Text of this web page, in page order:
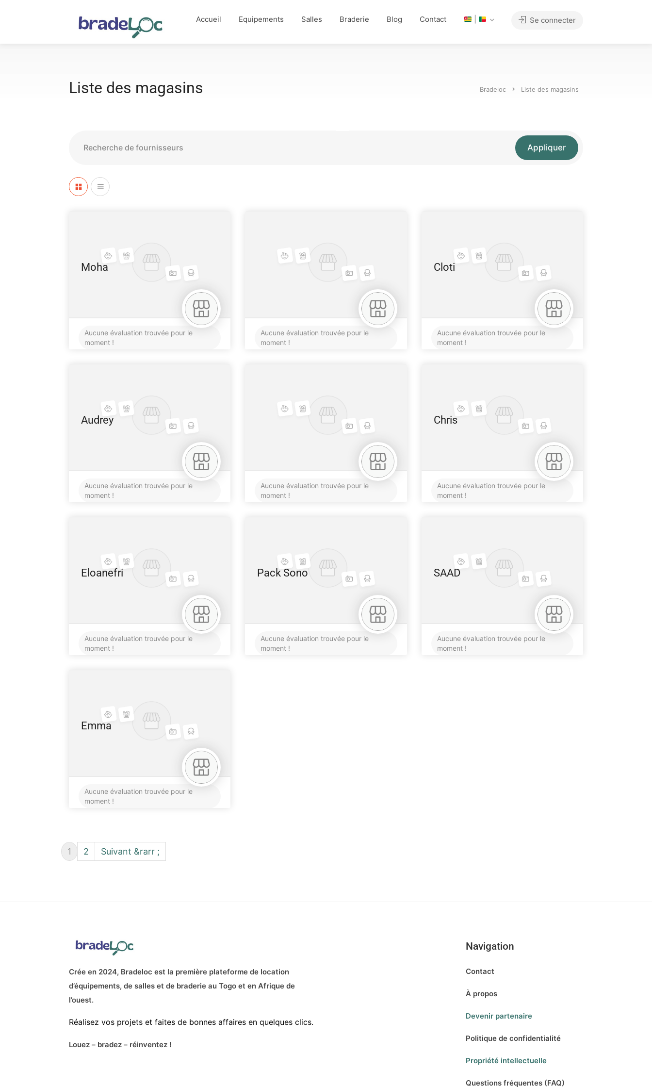
Accueil Equipements Salles Braderie Blog Contact Se connecter
Liste des magasins Bradeloc Liste des magasins
Appliquer
Moha
Aucune évaluation trouvée pour le
moment !
Aucune évaluation trouvée pour le
moment !
Cloti
Aucune évaluation trouvée pour le
moment !
Audrey
Aucune évaluation trouvée pour le
moment !
Aucune évaluation trouvée pour le
moment !
Chris
Aucune évaluation trouvée pour le
moment !
Eloanefri
Aucune évaluation trouvée pour le
moment !
Pack Sono
Aucune évaluation trouvée pour le
moment !
SAAD
Aucune évaluation trouvée pour le
moment !
Emma
Aucune évaluation trouvée pour le
moment !
1 2 Suivant &rarr ;
Crée en 2024, Bradeloc est la première plateforme de location
d’équipements, de salles et de braderie au Togo et en Afrique de
l’ouest.
Réalisez vos projets et faites de bonnes affaires en quelques clics.
Louez – bradez – réinventez !
Navigation
Contact
À propos
Devenir partenaire
Politique de confidentialité
Propriété intellectuelle
Questions fréquentes (FAQ)